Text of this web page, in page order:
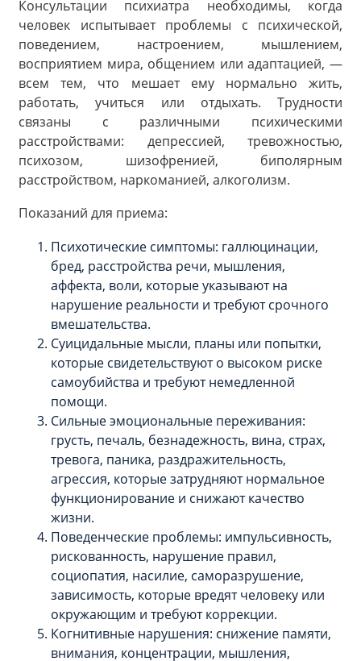
Консультации психиатра необходимы, когда
человек испытывает проблемы с психической,
поведением, настроением, мышлением,
восприятием мира, общением или адаптацией, —
всем тем, что мешает ему нормально жить,
работать, учиться или отдыхать. Трудности
связаны с различными психическими
расстройствами: депрессией, тревожностью,
психозом, шизофренией, биполярным
расстройством, наркоманией, алкоголизм.
Показаний для приема:
Психотические симптомы: галлюцинации,
бред, расстройства речи, мышления,
аффекта, воли, которые указывают на
нарушение реальности и требуют срочного
вмешательства.
Суицидальные мысли, планы или попытки,
которые свидетельствуют о высоком риске
самоубийства и требуют немедленной
помощи.
Сильные эмоциональные переживания:
грусть, печаль, безнадежность, вина, страх,
тревога, паника, раздражительность,
агрессия, которые затрудняют нормальное
функционирование и снижают качество
жизни.
Поведенческие проблемы: импульсивность,
рискованность, нарушение правил,
социопатия, насилие, саморазрушение,
зависимость, которые вредят человеку или
окружающим и требуют коррекции.
Когнитивные нарушения: снижение памяти,
внимания, концентрации, мышления,